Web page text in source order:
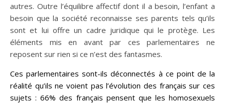
autres. Outre l’équilibre affectif dont il a besoin, l’enfant a
besoin que la société reconnaisse ses parents tels qu’ils
sont et lui offre un cadre juridique qui le protège. Les
éléments mis en avant par ces parlementaires ne
reposent sur rien si ce n’est des fantasmes.
Ces parlementaires sont-ils déconnectés à ce point de la
réalité qu’ils ne voient pas l’évolution des français sur ces
sujets : 66% des français pensent que les homosexuels